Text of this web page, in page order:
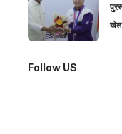
खेल
Follow US